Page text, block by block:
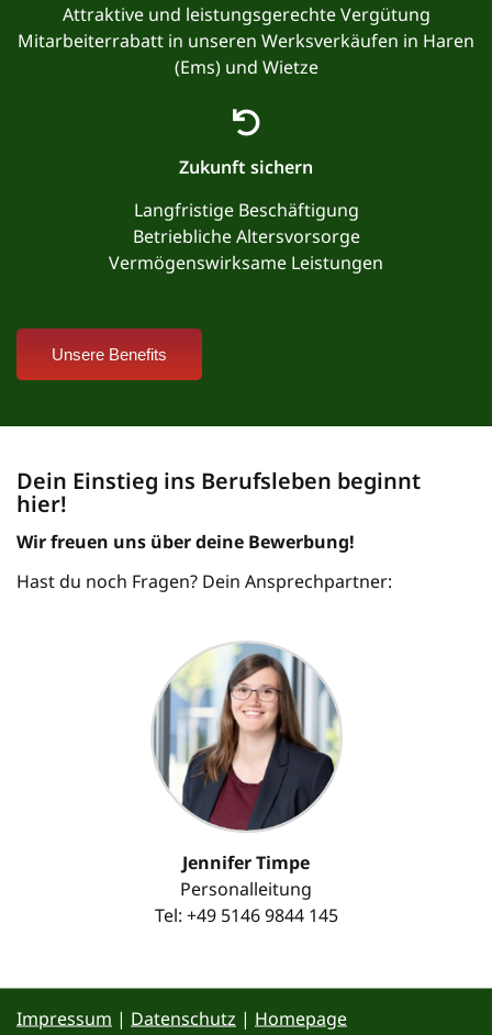
Attraktive und leistungsgerechte Vergütung
Mitarbeiterrabatt in unseren Werksverkäufen in Haren
(Ems) und Wietze
Zukunft sichern
Langfristige Beschäftigung
Betriebliche Altersvorsorge
Vermögenswirksame Leistungen
Unsere Benefits
Dein Einstieg ins Berufsleben beginnt
hier!
Wir freuen uns über deine Bewerbung!
Hast du noch Fragen? Dein Ansprechpartner:
Jennifer Timpe
Personalleitung
Tel: +49 5146 9844 145
Impressum | Datenschutz | Homepage